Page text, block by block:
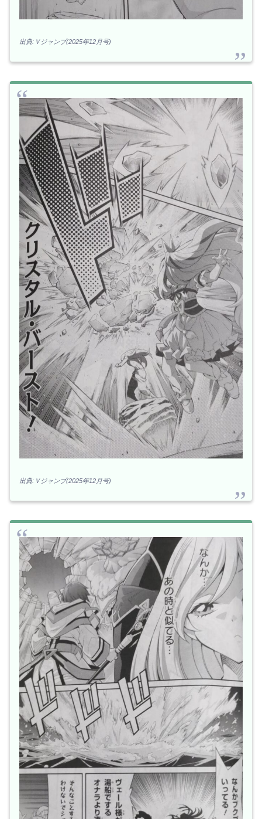
出典:Ｖジャンプ(2025年12月号)
出典:Ｖジャンプ(2025年12月号)